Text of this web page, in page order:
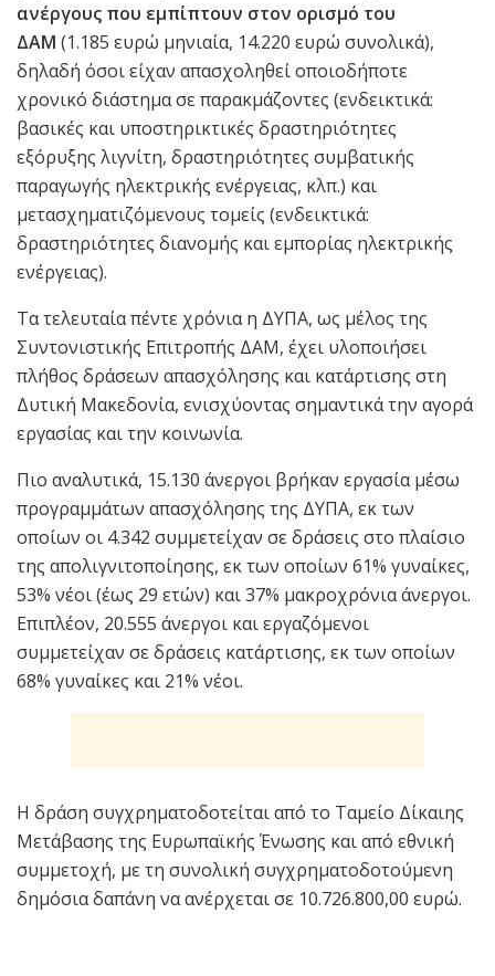
ανέργους που εμπίπτουν στον ορισμό του
ΔΑΜ (1.185 ευρώ μηνιαία, 14.220 ευρώ συνολικά),
δηλαδή όσοι είχαν απασχοληθεί οποιοδήποτε
χρονικό διάστημα σε παρακμάζοντες (ενδεικτικά:
βασικές και υποστηρικτικές δραστηριότητες
εξόρυξης λιγνίτη, δραστηριότητες συμβατικής
παραγωγής ηλεκτρικής ενέργειας, κλπ.) και
μετασχηματιζόμενους τομείς (ενδεικτικά:
δραστηριότητες διανομής και εμπορίας ηλεκτρικής
ενέργειας).
Τα τελευταία πέντε χρόνια η ΔΥΠΑ, ως μέλος της
Συντονιστικής Επιτροπής ΔΑΜ, έχει υλοποιήσει
πλήθος δράσεων απασχόλησης και κατάρτισης στη
Δυτική Μακεδονία, ενισχύοντας σημαντικά την αγορά
εργασίας και την κοινωνία.
Πιο αναλυτικά, 15.130 άνεργοι βρήκαν εργασία μέσω
προγραμμάτων απασχόλησης της ΔΥΠΑ, εκ των
οποίων οι 4.342 συμμετείχαν σε δράσεις στο πλαίσιο
της απολιγνιτοποίησης, εκ των οποίων 61% γυναίκες,
53% νέοι (έως 29 ετών) και 37% μακροχρόνια άνεργοι.
Επιπλέον, 20.555 άνεργοι και εργαζόμενοι
συμμετείχαν σε δράσεις κατάρτισης, εκ των οποίων
68% γυναίκες και 21% νέοι.
Η δράση συγχρηματοδοτείται από το Ταμείο Δίκαιης
Μετάβασης της Ευρωπαϊκής Ένωσης και από εθνική
συμμετοχή, με τη συνολική συγχρηματοδοτούμενη
δημόσια δαπάνη να ανέρχεται σε 10.726.800,00 ευρώ.